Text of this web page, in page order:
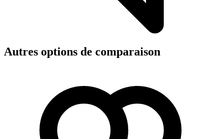
Autres options de comparaison